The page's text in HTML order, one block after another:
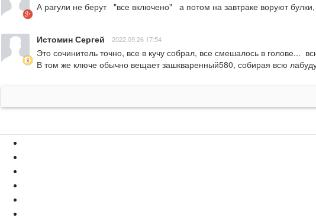
А рагули не берут   "все включено"   а потом на завтраке воруют
Истомин Сергей 2022.09.26 17:54
Это сочинитель точно, все в кучу собрал, все смешалось в голове...
В том же ключе обычно вещает зашкваренный580, собирая всю